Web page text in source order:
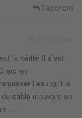
Répondre
la vérité.Il s’est
arc en
l’eau qu’il a
sable mouvant en